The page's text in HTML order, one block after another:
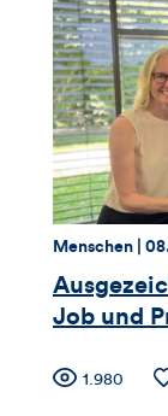
Likes
und
Thema:
Menschen |
Job und
Anzahl
1.980